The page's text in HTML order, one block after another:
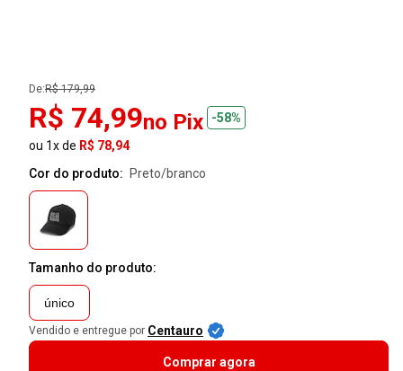
De:R$ 179,99
R$ 74,99no Pix
-58%
ou 1x de R$ 78,94
Cor do produto:
preto/branco
Tamanho do produto:
único
Vendido e entregue por Centauro
Comprar agora